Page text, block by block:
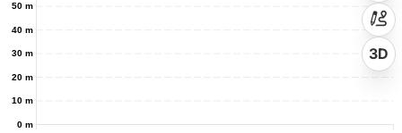
0 m
10 m
20 m
30 m
40 m
50 m
3D